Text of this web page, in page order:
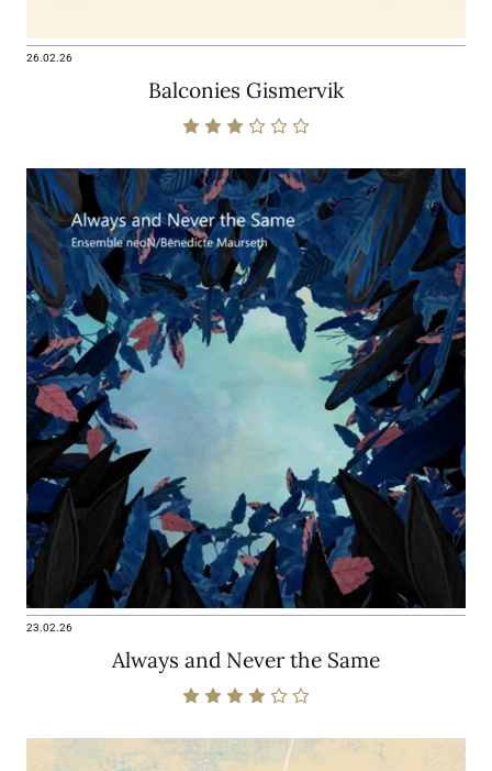
26.02.26
Balconies Gismervik
23.02.26
Always and Never the Same